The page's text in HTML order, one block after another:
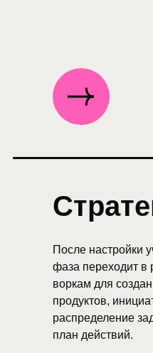
После настройки
фаза переходит в
воркам для
продуктов,
распределение
план действий.